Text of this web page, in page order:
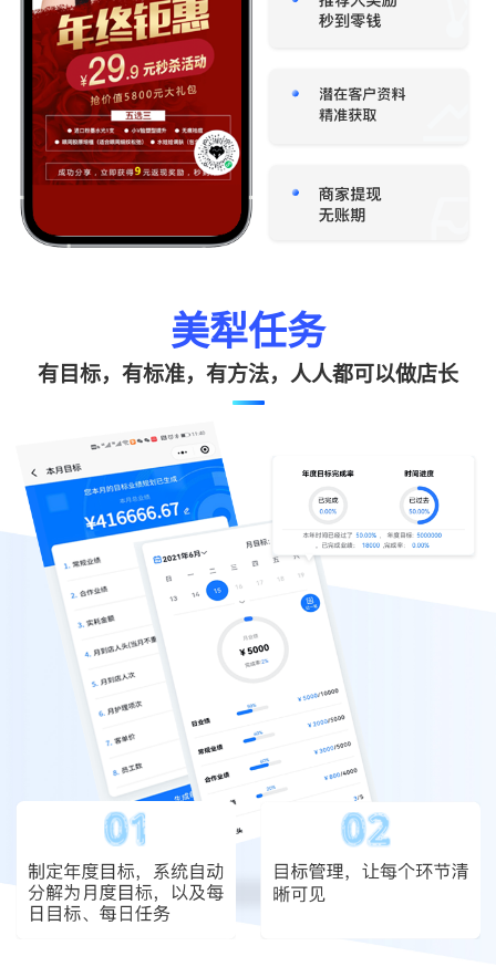
美犁任务
有目标，有标准，有方法，人人都可以做店长